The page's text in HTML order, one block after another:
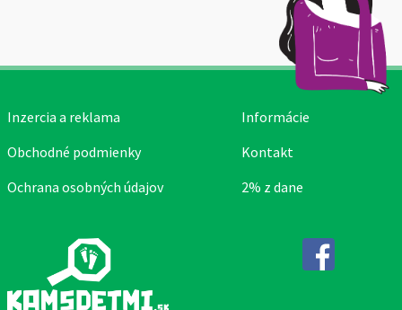
Inzercia a reklama
Obchodné podmienky
Ochrana osobných údajov
Informácie
Kontakt
2% z dane